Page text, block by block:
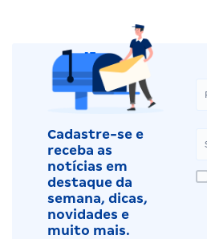
Cadastre-se e
receba as
notícias em
destaque da
semana, dicas,
novidades e
muito mais.